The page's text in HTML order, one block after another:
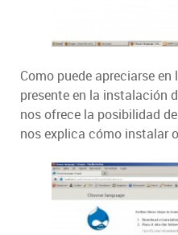
Como puede apreciarse
presente en la instalación
nos ofrece la posibilidad
nos explica cómo instalar